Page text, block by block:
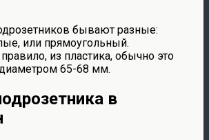
бывают разные:
или прямоугольный.
из пластика, обычно это
65-68 мм.
в